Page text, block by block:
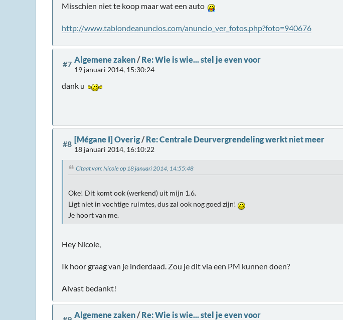
Misschien niet te koop maar wat een auto
http://www.tablondeanuncios.com/anuncio_ver_fotos.php?foto=940676
#7 Algemene zaken/Re: Wie is wie... stel je even voor
19 januari 2014, 15:30:24
dank u
#8 [Mégane I] Overig/Re: Centrale Deurvergrendeling werkt niet meer
18 januari 2014, 16:10:22
Citaat van: Nicole op 18 januari 2014, 14:55:48
Oke! Dit komt ook (werkend) uit mijn 1.6.
Ligt niet in vochtige ruimtes, dus zal ook nog goed zijn!
Je hoort van me.
Hey Nicole,
Ik hoor graag van je inderdaad. Zou je dit via een PM kunnen doen?
Alvast bedankt!
Algemene zaken /Re: Wie is wie... stel je even voor